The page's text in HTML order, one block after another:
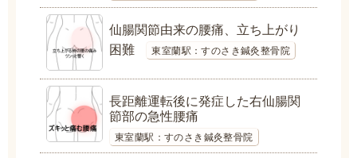
仙腸関節由来の腰痛、立ち上がり
困難
東室蘭駅：すのさき鍼灸整骨院
長距離運転後に発症した右仙腸関
節部の急性腰痛
東室蘭駅：すのさき鍼灸整骨院